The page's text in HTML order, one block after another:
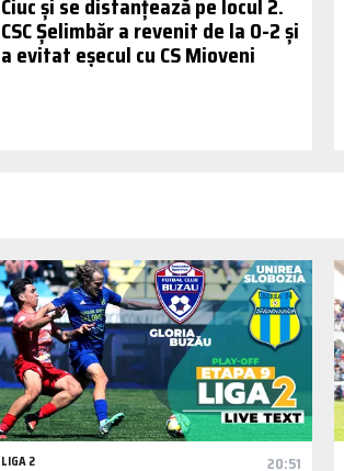
CSC Șelimbăr a revenit de la 0-2 și
a evitat eșecul cu CS Mioveni
LIGA 2 20:51